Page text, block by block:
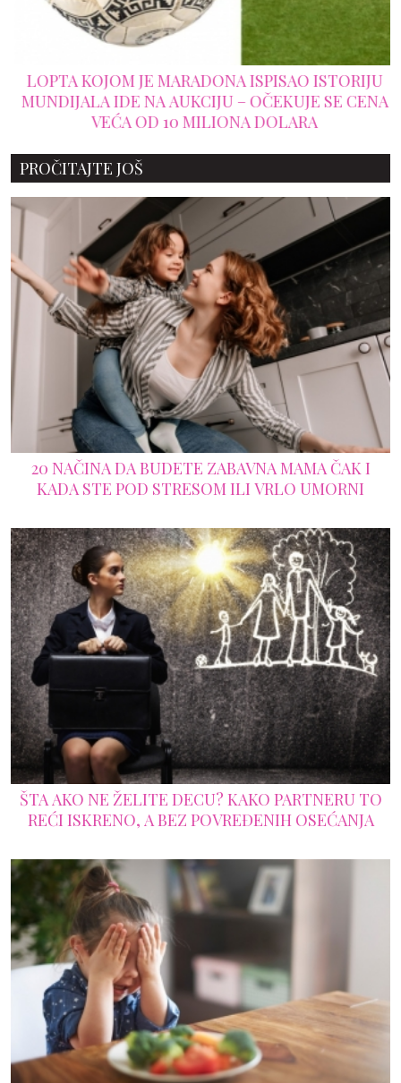
LOPTA KOJOM JE MARADONA ISPISAO ISTORIJU
MUNDIJALA IDE NA AUKCIJU – OČEKUJE SE CENA
VEĆA OD 10 MILIONA DOLARA
PROČITAJTE JOŠ
20 NAČINA DA BUDETE ZABAVNA MAMA ČAK I
KADA STE POD STRESOM ILI VRLO UMORNI
ŠTA AKO NE ŽELITE DECU? KAKO PARTNERU TO
REĆI ISKRENO, A BEZ POVREĐENIH OSEĆANJA